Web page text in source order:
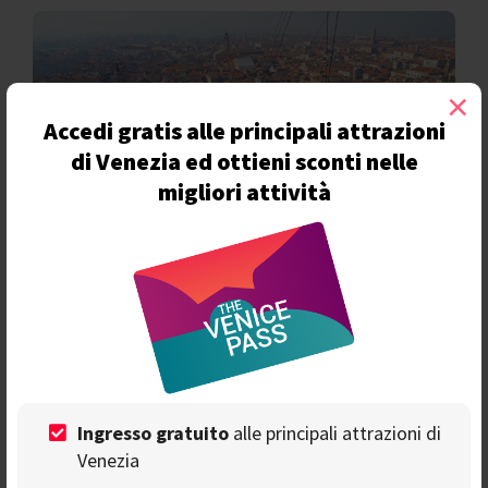
Accedi gratis alle principali attrazioni
di Venezia ed ottieni sconti nelle
migliori attività
Ingresso gratuito alle principali attrazioni di
Venezia
×
osì come dichiarato dall’assessore al Turismo di
Venezia, Simone Venturini, sicuramente
saranno eventi di piazza
eventi di massa, che hanno intrattenuto negli anni
decine di migliaia di persone spinte ad alzare il capo